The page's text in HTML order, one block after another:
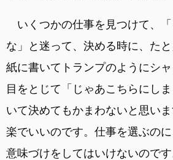
いくつかの仕事を見つけて、
な」と迷って、決める時に、た
紙に書いてトランプのようにシャ
目をとじて「じゃあこちらにし
いて決めてもかまわないと思い
楽でいいのです。仕事を選ぶの
意味づけをしてはいけないのです